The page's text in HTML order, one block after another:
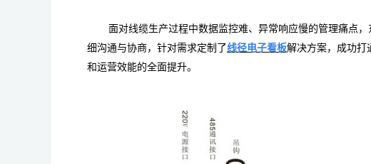
面对线缆生产过程中数据监控难、异常响应慢的管理痛点
细沟通与协商，针对需求定制了线径电子看板解决方案，成功打
和运营效能的全面提升。